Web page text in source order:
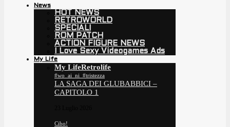
News
HOT NEWS
RETROWORLD
SPECIALI
ROM PATCH
ACTION FIGURE NEWS
I Love Sexy Videogames Ads
My Life
My LifeRetrolife
#wo_ai_ni_#tristezza
LA SAGA DEI GLUBABBICI –
CAPITOLO 1
Cibo!